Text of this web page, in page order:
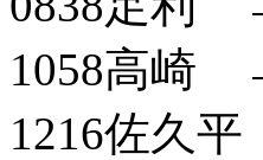
1058高崎
1216佐久